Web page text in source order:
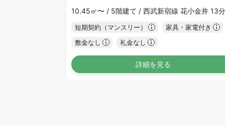
10.45㎡〜 / 5階建て / 西武新宿線 花小金井 13分
短期契約（マンスリー）
家具・家電付き
敷金なし
礼金なし
詳細を見る